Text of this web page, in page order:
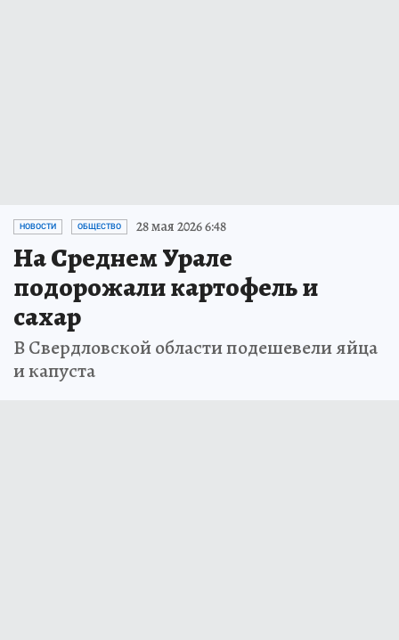
НОВОСТИ ОБЩЕСТВО 28 мая 2026 6:48
На Среднем Урале
подорожали картофель и
сахар
В Свердловской области подешевели яйца
и капуста